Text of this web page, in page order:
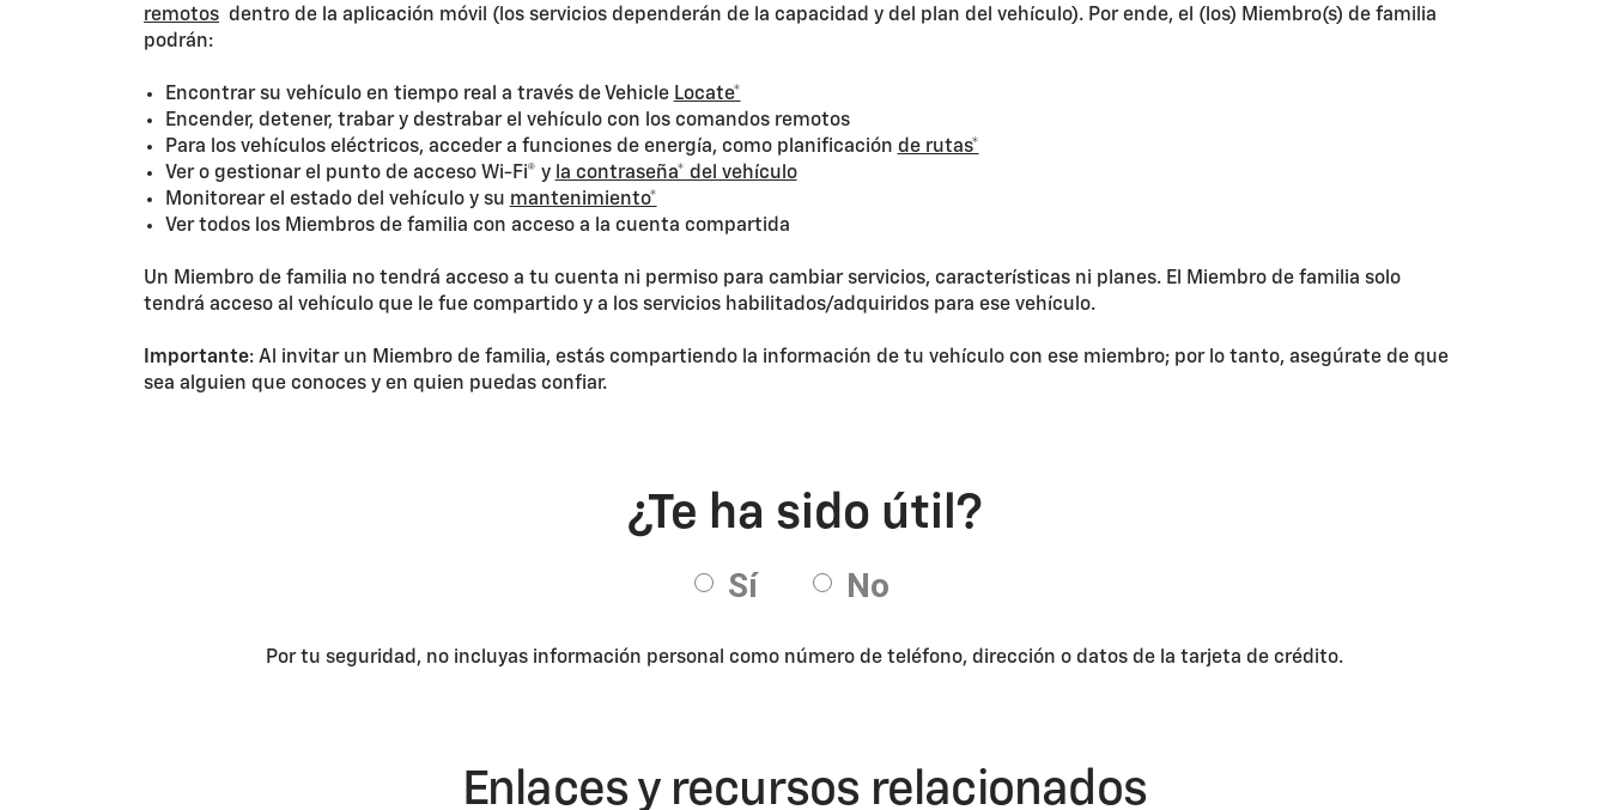
remotos dentro de la aplicación móvil (los servicios dependerán de la capacidad y del plan del vehículo). Por ende, el (los) Miembro(s) de familia
podrán:
Encontrar su vehículo en tiempo real a través de Vehicle Locate*
Encender, detener, trabar y destrabar el vehículo con los comandos remotos
Para los vehículos eléctricos, acceder a funciones de energía, como planificación de rutas*
Ver o gestionar el punto de acceso Wi-Fi® y la contraseña* del vehículo
Monitorear el estado del vehículo y su mantenimiento*
Ver todos los Miembros de familia con acceso a la cuenta compartida
Un Miembro de familia no tendrá acceso a tu cuenta ni permiso para cambiar servicios, características ni planes. El Miembro de familia solo
tendrá acceso al vehículo que le fue compartido y a los servicios habilitados/adquiridos para ese vehículo.
Importante: Al invitar un Miembro de familia, estás compartiendo la información de tu vehículo con ese miembro; por lo tanto, asegúrate de que
sea alguien que conoces y en quien puedas confiar.
Por tu seguridad, no incluyas información personal como número de teléfono, dirección o datos de la tarjeta de crédito.
Enlaces y recursos relacionados